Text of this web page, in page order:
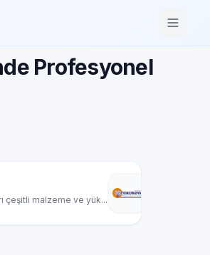
Profesyonel
MEGA ÇUKUROVA KARGO
Çukurova Kargo, yurt içi kargo ve